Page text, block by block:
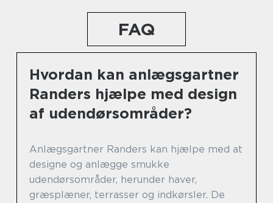
FAQ
Hvordan kan anlægsgartner
Randers hjælpe med design
af udendørsområder?
Anlægsgartner Randers kan hjælpe med at
designe og anlægge smukke
udendørsområder, herunder haver,
græsplæner, terrasser og indkørsler. De